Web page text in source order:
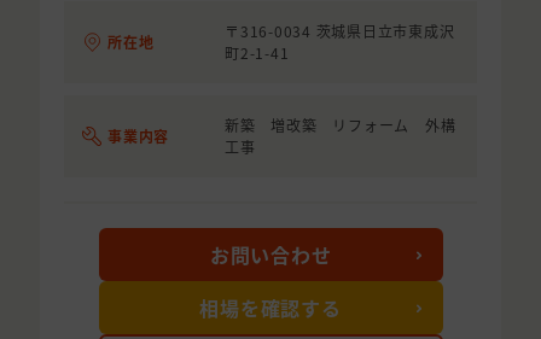
所在地
〒316-0034 茨城県日立市東成沢
町2-1-41
事業内容
新築 増改築 リフォーム 外構
工事
お問い合わせ
相場を確認する